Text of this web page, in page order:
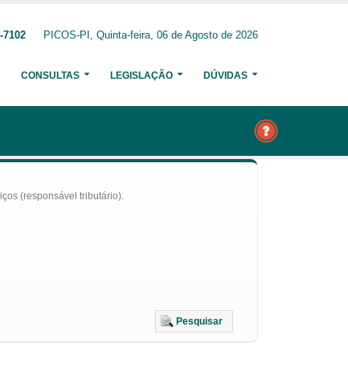
7102 PICOS-PI, Quinta-feira, 06 de Agosto de 2026
CONSULTAS LEGISLAÇÃO DÚVIDAS
(responsável tributário).
Pesquisar